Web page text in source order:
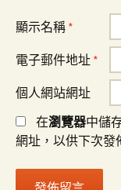
顯示名稱 *
電子郵件地址 *
個人網站網址
在瀏覽器中儲
網址，以供下次發